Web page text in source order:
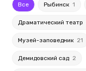
Все Рыбинск 1
Драматический театр
Музей-заповедник 21
Демидовский сад 2